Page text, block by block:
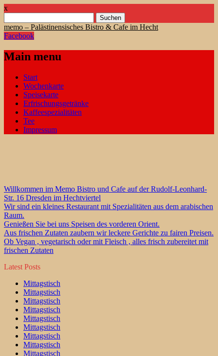
x
nach:
memo – Palästinensisches Bistro & Cafe im Hecht
Facebook
Main menu
Skip
content
Start
Wochenkarte
Speisekarte
Erfrischungsgetränke
Kaffeespezialitäten
Tee
Impressum
Willkommen im Memo Bistro und Cafe auf der Rudolf-Leonhard-
Str. 16 Dresden im Hechtviertel
Wir sind ein kleines Restaurant mit Spezialitäten aus dem arabischen
Raum.
Genießen Sie bei uns Speisen des vorderen Orient.
Aus frischen Zutaten zaubern wir leckere Gerichte zu fairen Preisen.
Ob Vegan , vegetarisch oder mit Fleisch , alles frisch zubereitet mit
frischen Zutaten
Latest Posts
Mittagstisch
Mittagstisch
Mittagstisch
Mittagstisch
Mittagstisch
Mittagstisch
Mittagstisch
Mittagstisch
Mittagstisch